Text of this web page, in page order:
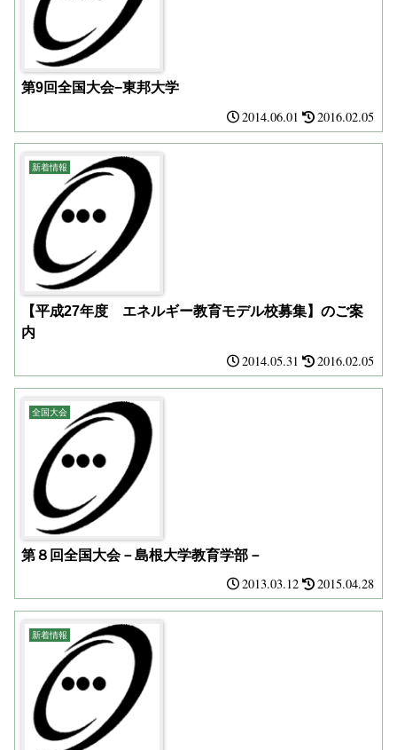
第9回全国大会−東邦大学
2014.06.01 2016.02.05
新着情報
【平成27年度 エネルギー教育モデル校募集】のご案
内
2014.05.31 2016.02.05
全国大会
第８回全国大会－島根大学教育学部－
2013.03.12 2015.04.28
新着情報